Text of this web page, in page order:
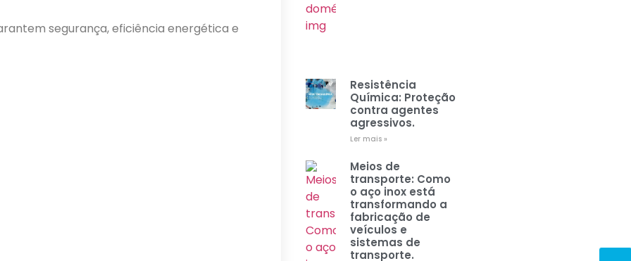
segurança, eficiência energética e
Resistência
Química: Proteção
contra agentes
agressivos.
Ler mais »
Meios de
transporte: Como
o aço inox está
transformando a
fabricação de
veículos e
sistemas de
transporte.